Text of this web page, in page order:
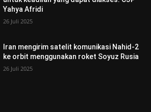
Yahya Afridi
26 Juli 2025
Iran mengirim satelit komunikasi Nahid-2
ke orbit menggunakan roket Soyuz Rusia
26 Juli 2025